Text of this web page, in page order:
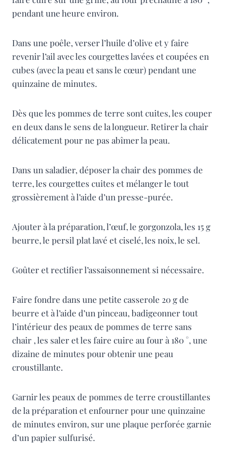
pendant une heure environ.
Dans une poêle, verser l’huile d’olive et y faire
revenir l’ail avec les courgettes lavées et coupées en
cubes (avec la peau et sans le cœur) pendant une
quinzaine de minutes.
Dès que les pommes de terre sont cuites, les couper
en deux dans le sens de la longueur. Retirer la chair
délicatement pour ne pas abîmer la peau.
Dans un saladier, déposer la chair des pommes de
terre, les courgettes cuites et mélanger le tout
grossièrement à l’aide d’un presse-purée.
Ajouter à la préparation, l’œuf, le gorgonzola, les 15 g
beurre, le persil plat lavé et ciselé, les noix, le sel.
Goûter et rectifier l’assaisonnement si nécessaire.
Faire fondre dans une petite casserole 20 g de
beurre et à l’aide d’un pinceau, badigeonner tout
l’intérieur des peaux de pommes de terre sans
chair , les saler et les faire cuire au four à 180 °, une
dizaine de minutes pour obtenir une peau
croustillante.
Garnir les peaux de pommes de terre croustillantes
de la préparation et enfourner pour une quinzaine
de minutes environ, sur une plaque perforée garnie
d’un papier sulfurisé.